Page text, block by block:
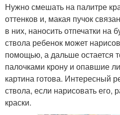
Нужно смешать на палитре
оттенков и, макая пучок
в них, наносить отпечатки на
ствола ребенок может
помощью, а дальше остается
палочками крону и опавшие
картина готова. Интересный
ствола, если нарисовать его,
краски.